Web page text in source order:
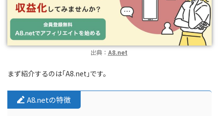
出典： A8.net
まず紹介するのは｢A8.net｣です。
A8.netの特徴